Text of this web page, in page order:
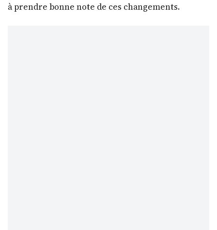
à prendre bonne note de ces changements.